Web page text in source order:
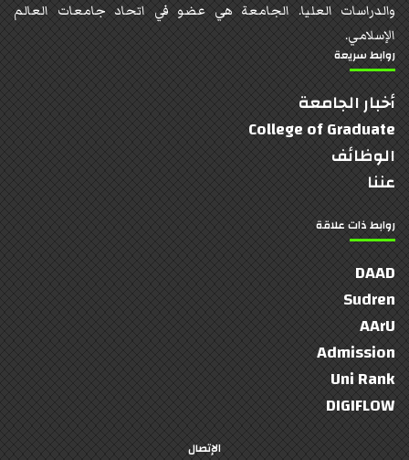
والدراسات العليا. الجامعة هي عضو في اتحاد جامعات العالم
الإسلامي.
روابط سريعة
أخبار الجامعة
College of Graduate
الوظائف
عننا
روابط ذات علاقة
DAAD
Sudren
AArU
Admission
Uni Rank
DIGIFLOW
الإتصال